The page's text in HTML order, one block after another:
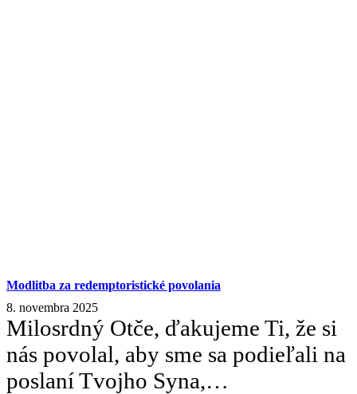
Modlitba za redemptoristické povolania
8. novembra 2025
Milosrdný Otče, ďakujeme Ti, že si
nás povolal, aby sme sa podieľali na
poslaní Tvojho Syna,…